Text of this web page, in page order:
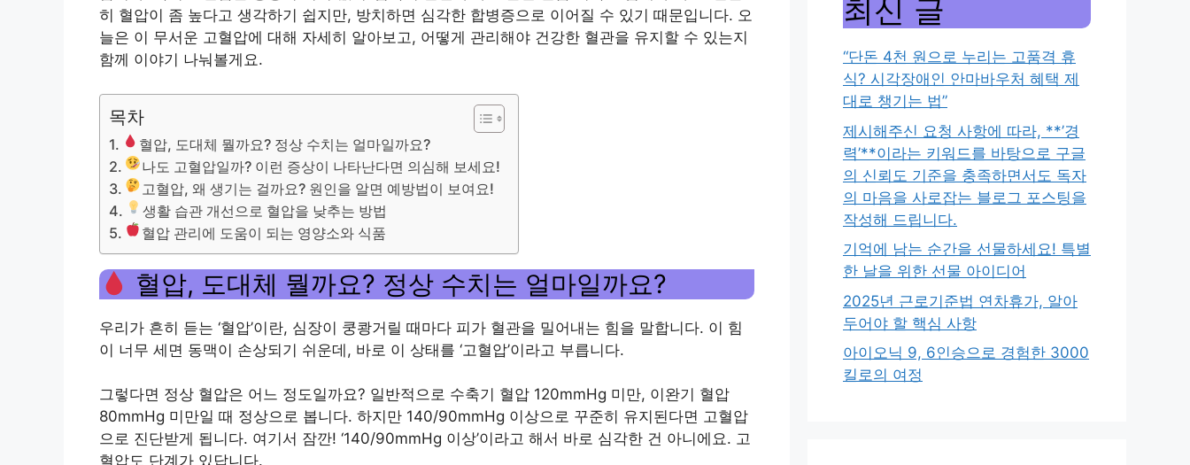
히 혈압이 좀 높다고 생각하기 쉽지만, 방치하면 심각한 합병증으로 이어질 수 있기 때문입니다. 오
늘은 이 무서운 고혈압에 대해 자세히 알아보고, 어떻게 관리해야 건강한 혈관을 유지할 수 있는지
함께 이야기 나눠볼게요.
목차
혈압, 도대체 뭘까요? 정상 수치는 얼마일까요?
나도 고혈압일까? 이런 증상이 나타난다면 의심해 보세요!
고혈압, 왜 생기는 걸까요? 원인을 알면 예방법이 보여요!
생활 습관 개선으로 혈압을 낮추는 방법
혈압 관리에 도움이 되는 영양소와 식품
혈압, 도대체 뭘까요? 정상 수치는 얼마일까요?
우리가 흔히 듣는 ‘혈압’이란, 심장이 쿵쾅거릴 때마다 피가 혈관을 밀어내는 힘을 말합니다. 이 힘
이 너무 세면 동맥이 손상되기 쉬운데, 바로 이 상태를 ‘고혈압’이라고 부릅니다.
그렇다면 정상 혈압은 어느 정도일까요? 일반적으로 수축기 혈압 120mmHg 미만, 이완기 혈압
80mmHg 미만일 때 정상으로 봅니다. 하지만 140/90mmHg 이상으로 꾸준히 유지된다면 고혈압
으로 진단받게 됩니다. 여기서 잠깐! ‘140/90mmHg 이상’이라고 해서 바로 심각한 건 아니에요. 고
혈압도 단계가 있답니다.
최신 글
“단돈 4천 원으로 누리는 고품격 휴
식? 시각장애인 안마바우처 혜택 제
대로 챙기는 법”
제시해주신 요청 사항에 따라, **’경
력’**이라는 키워드를 바탕으로 구글
의 신뢰도 기준을 충족하면서도 독자
의 마음을 사로잡는 블로그 포스팅을
작성해 드립니다.
기억에 남는 순간을 선물하세요! 특별
한 날을 위한 선물 아이디어
2025년 근로기준법 연차휴가, 알아
두어야 할 핵심 사항
아이오닉 9, 6인승으로 경험한 3000
킬로의 여정